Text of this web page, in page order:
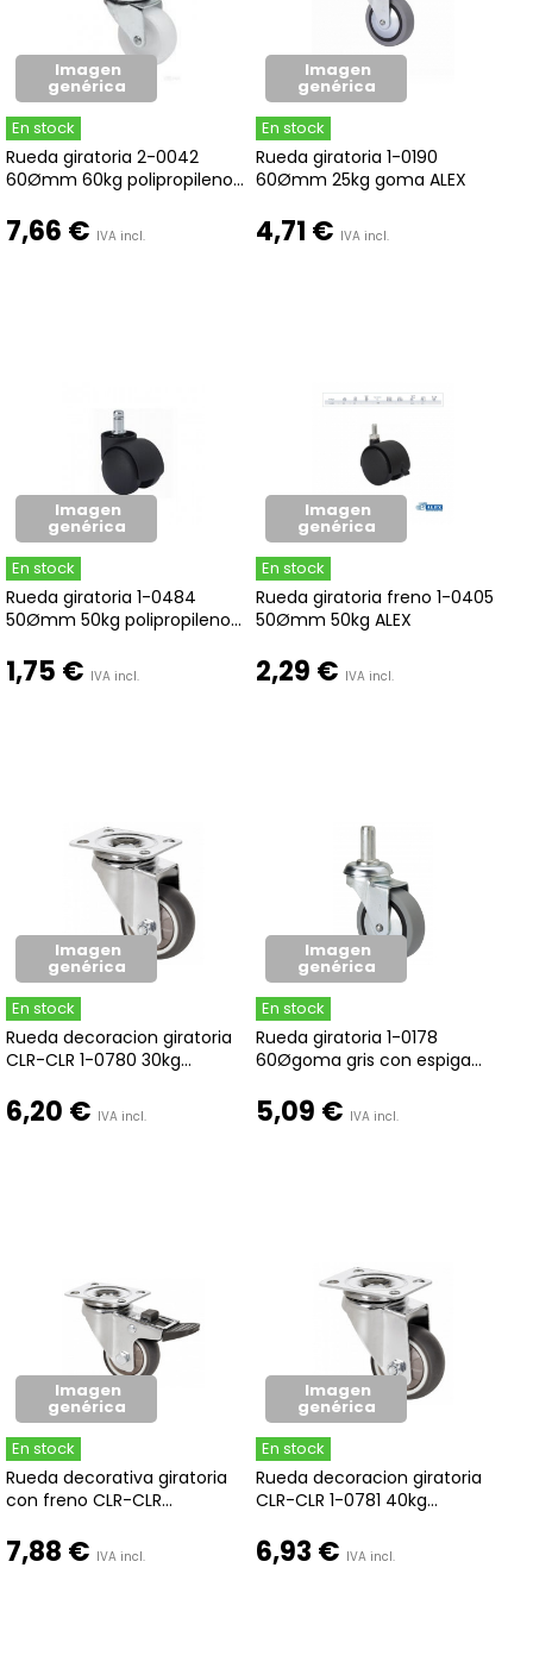
Imagen
genérica
En stock
Rueda giratoria 2-0042
60Ømm 60kg polipropileno...
7,66 € IVA incl.
Imagen
genérica
En stock
Rueda giratoria 1-0190
60Ømm 25kg goma ALEX
4,71 € IVA incl.
Imagen
genérica
En stock
Rueda giratoria 1-0484
50Ømm 50kg polipropileno...
1,75 € IVA incl.
Imagen
genérica
En stock
Rueda giratoria freno 1-0405
50Ømm 50kg ALEX
2,29 € IVA incl.
Imagen
genérica
En stock
Rueda decoracion giratoria
CLR-CLR 1-0780 30kg...
6,20 € IVA incl.
Imagen
genérica
En stock
Rueda giratoria 1-0178
60Øgoma gris con espiga...
5,09 € IVA incl.
Imagen
genérica
En stock
Rueda decorativa giratoria
con freno CLR-CLR...
7,88 € IVA incl.
Imagen
genérica
En stock
Rueda decoracion giratoria
CLR-CLR 1-0781 40kg...
6,93 € IVA incl.